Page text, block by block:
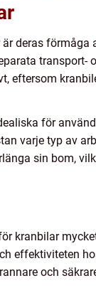
deras
eftersom
för
varje typ av
sin bom,
kranbilar
effektiviteten
och